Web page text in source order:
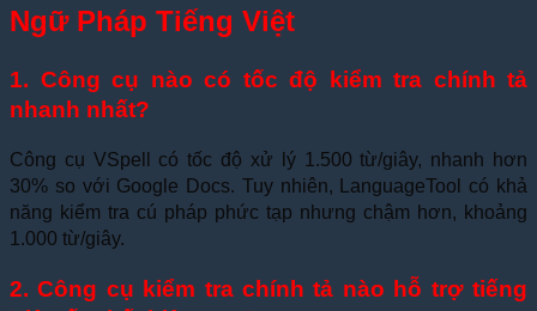
Ngữ Pháp Tiếng Việt
1. Công cụ nào có tốc độ kiểm tra chính tả
nhanh nhất?
Công cụ VSpell có tốc độ xử lý 1.500 từ/giây, nhanh hơn
30% so với Google Docs. Tuy nhiên, LanguageTool có khả
năng kiểm tra cú pháp phức tạp nhưng chậm hơn, khoảng
1.000 từ/giây.
2. Công cụ kiểm tra chính tả nào hỗ trợ tiếng